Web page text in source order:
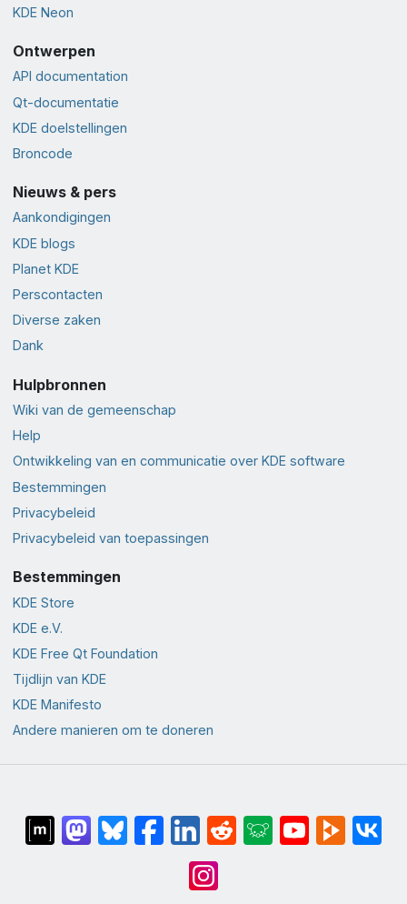
KDE Neon
Ontwerpen
API documentation
Qt-documentatie
KDE doelstellingen
Broncode
Nieuws & pers
Aankondigingen
KDE blogs
Planet KDE
Perscontacten
Diverse zaken
Dank
Hulpbronnen
Wiki van de gemeenschap
Help
Ontwikkeling van en communicatie over KDE software
Bestemmingen
Privacybeleid
Privacybeleid van toepassingen
Bestemmingen
KDE Store
KDE e.V.
KDE Free Qt Foundation
Tijdlijn van KDE
KDE Manifesto
Andere manieren om te doneren